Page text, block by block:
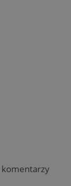
komentarzy